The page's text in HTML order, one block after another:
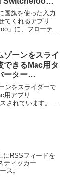
ングウィンド
国旗を使った入力
てくれるアプリ
」に、フローティ
ゾーンをスライ
できるMac用タ
ーター
ース。
ンをスライダーで
用アプリ
されています。詳
にRSSフィードを
ティッカー
ス。